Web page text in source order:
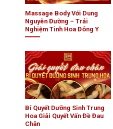
Massage Body Với Dung
Nguyên Đường – Trải
Nghiệm Tinh Hoa Đông Y
Bí Quyết Dưỡng Sinh Trung
Hoa Giải Quyết Vấn Đề Đau
Chân